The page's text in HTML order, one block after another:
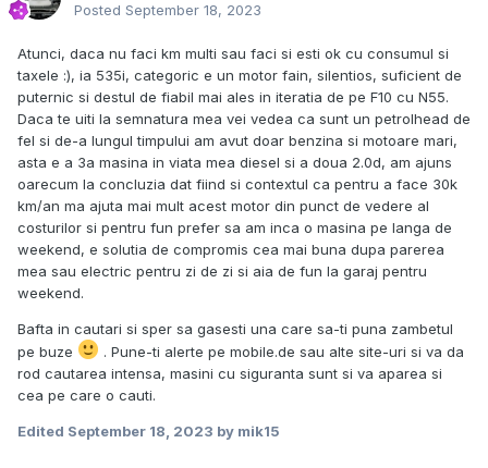
Posted September 18, 2023
Atunci, daca nu faci km multi sau faci si esti ok cu consumul si
taxele :), ia 535i, categoric e un motor fain, silentios, suficient de
puternic si destul de fiabil mai ales in iteratia de pe F10 cu N55.
Daca te uiti la semnatura mea vei vedea ca sunt un petrolhead de
fel si de-a lungul timpului am avut doar benzina si motoare mari,
asta e a 3a masina in viata mea diesel si a doua 2.0d, am ajuns
oarecum la concluzia dat fiind si contextul ca pentru a face 30k
km/an ma ajuta mai mult acest motor din punct de vedere al
costurilor si pentru fun prefer sa am inca o masina pe langa de
weekend, e solutia de compromis cea mai buna dupa parerea
mea sau electric pentru zi de zi si aia de fun la garaj pentru
weekend.
Bafta in cautari si sper sa gasesti una care sa-ti puna zambetul
pe buze
. Pune-ti alerte pe mobile.de sau alte site-uri si va da
rod cautarea intensa, masini cu siguranta sunt si va aparea si
cea pe care o cauti.
Edited September 18, 2023 by mik15